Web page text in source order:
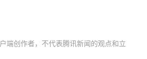
端创作者，不代表腾讯新闻的观点和立